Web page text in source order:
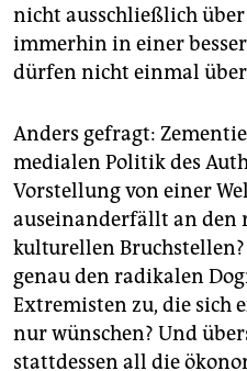
nicht ausschließlich über
immerhin in einer
dürfen nicht einmal über
Anders gefragt:
medialen Politik des
Vorstellung von einer
auseinanderfällt an den
kulturellen
genau den radikalen
Extremisten zu, die sich
nur wünschen? Und
stattdessen all die